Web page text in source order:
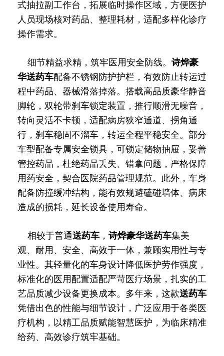
式抽拉副工作台，拓展临时操作区域，方便医护
人员现场核对药品、整理耗材，适配多样化诊疗
操作需求。
细节精益求精，筑牢医用安全防线。 诗烨豪
华送药车配备不锈钢防护护栏，有效防止转运过
程中药品、器械滑落掉落。搭载高品质豪华静音
脚轮，双轮带刹车锁定装置，推行顺滑无噪音，
转向灵活不卡顿，适配病房狭窄通道、拐角通
行，刹车稳固不溜车，转运全程平稳安全。部分
车型配备专属安全锁具，可锁定储物抽屉，妥善
管控药品，杜绝药品丢失、错拿问题，严格保障
用药安全，契合医院药品管理规范。此外，车身
配备防撞缓冲结构，能有效规避磕碰墙体、病床
造成的损耗，延长设备使用寿命。
相较于普通送药车 ， 诗烨豪华送药车集美
观、耐用、安全、高效于一体，兼顾实用性与专
业性。其轻量化的车身设计降低医护劳作强度，
标准化的医用配置适配严苛医疗场景，扎实的工
艺品质减少设备更换成本。多年来，这款送药车
凭借出色的性能与细节设计，广泛应用于各类医
疗机构，以精工品质赋能智慧医护，为临床精准
给药、高效诊疗筑牢基础。